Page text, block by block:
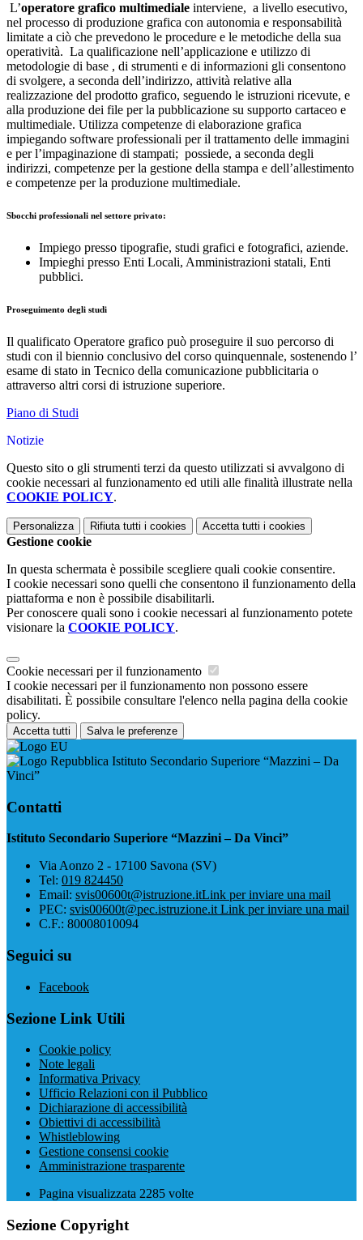
L’operatore grafico multimediale interviene, a livello esecutivo,
nel processo di produzione grafica con autonomia e responsabilità
limitate a ciò che prevedono le procedure e le metodiche della sua
operatività. La qualificazione nell’applicazione e utilizzo di
metodologie di base , di strumenti e di informazioni gli consentono
di svolgere, a seconda dell’indirizzo, attività relative alla
realizzazione del prodotto grafico, seguendo le istruzioni ricevute, e
alla produzione dei file per la pubblicazione su supporto cartaceo e
multimediale. Utilizza competenze di elaborazione grafica
impiegando software professionali per il trattamento delle immagini
e per l’impaginazione di stampati; possiede, a seconda degli
indirizzi, competenze per la gestione della stampa e dell’allestimento
e competenze per la produzione multimediale.
Sbocchi professionali nel settore privato:
Impiego presso tipografie, studi grafici e fotografici, aziende.
Impieghi presso Enti Locali, Amministrazioni statali, Enti
pubblici.
Proseguimento degli studi
Il qualificato Operatore grafico può proseguire il suo percorso di
studi con il biennio conclusivo del corso quinquennale, sostenendo l’
esame di stato in Tecnico della comunicazione pubblicitaria o
attraverso altri corsi di istruzione superiore.
Piano di Studi
Notizie
Questo sito o gli strumenti terzi da questo utilizzati si avvalgono di
cookie necessari al funzionamento ed utili alle finalità illustrate nella
COOKIE POLICY.
Personalizza Rifiuta tutti i cookies Accetta tutti i cookies
Gestione cookie
In questa schermata è possibile scegliere quali cookie consentire.
I cookie necessari sono quelli che consentono il funzionamento della
piattaforma e non è possibile disabilitarli.
Per conoscere quali sono i cookie necessari al funzionamento potete
visionare la COOKIE POLICY.
Cookie necessari per il funzionamento
I cookie necessari per il funzionamento non possono essere
disabilitati. È possibile consultare l'elenco nella pagina della cookie
policy.
Accetta tutti Salva le preferenze
Istituto Secondario Superiore “Mazzini – Da
Vinci”
Contatti
Istituto Secondario Superiore “Mazzini – Da Vinci”
Via Aonzo 2 - 17100 Savona (SV)
Tel: 019 824450
Email: svis00600t@istruzione.itLink per inviare una mail
PEC: svis00600t@pec.istruzione.itLink per inviare una mail
C.F.: 80008010094
Seguici su
Facebook
Sezione Link Utili
Cookie policy
Note legali
Informativa Privacy
Ufficio Relazioni con il Pubblico
Dichiarazione di accessibilità
Obiettivi di accessibilità
Whistleblowing
Gestione consensi cookie
Amministrazione trasparente
Pagina visualizzata 2285 volte
Sezione Copyright